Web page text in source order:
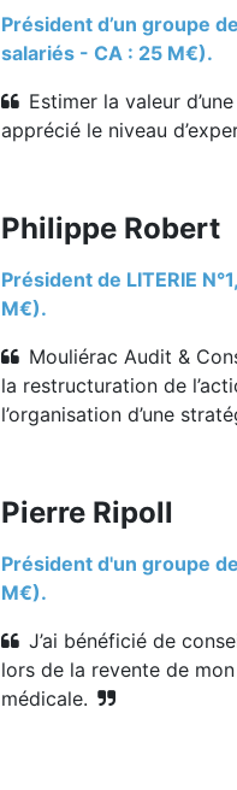
Président d’un groupe
salariés - CA : 25 M€).
Estimer la valeur
apprécié le niveau
Philippe Robert
Président de LITERIE
M€).
Mouliérac Audit &
la restructuration de
l’organisation d’une
Pierre Ripoll
Président d'un groupe
M€).
J’ai bénéficié de
lors de la revente de
médicale.